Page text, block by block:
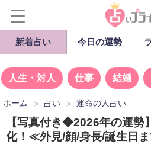
新着占い 今日の運勢
人生・対人 仕事 結婚
ホーム 占い 運命の人占い
【写真付き◆2026年の運勢
化！≪外見/顔/身長/誕生日